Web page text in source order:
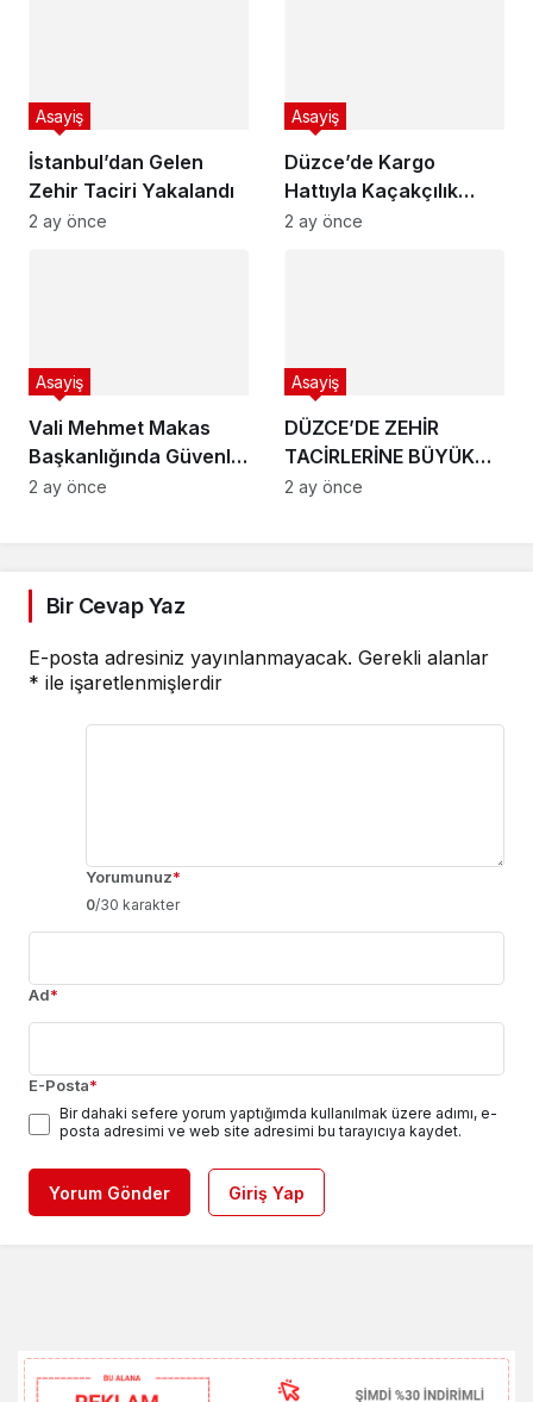
İstanbul’dan Gelen
Zehir Taciri Yakalandı
Asayiş
2 ay önce
Düzce’de Kargo
Hattıyla Kaçakçılık
Yapanlara
Asayiş
2 ay önce
Vali Mehmet Makas
Başkanlığında Güvenlik
Zirvesi
Asayiş
2 ay önce
DÜZCE’DE ZEHİR
TACİRLERİNE BÜYÜK
DARBE:
Asayiş
2 ay önce
Bir Cevap Yaz
E-posta adresiniz yayınlanmayacak. Gerekli alanlar
* ile işaretlenmişlerdir
Yorumunuz*
0/30 karakter
Ad*
E-Posta*
Bir dahaki sefere yorum yaptığımda kullanılmak üzere adımı, e-
posta adresimi ve web site adresimi bu tarayıcıya kaydet.
Yorum Gönder Giriş Yap